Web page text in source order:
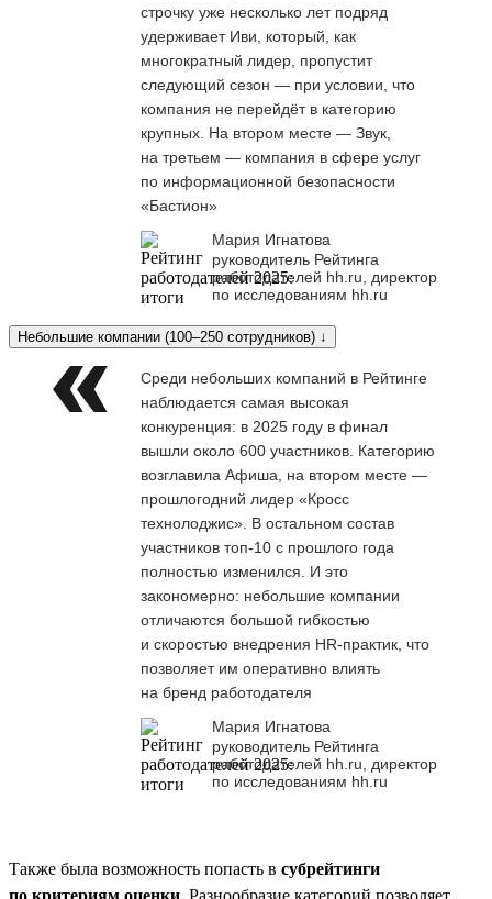
строчку уже несколько лет подряд
удерживает Иви, который, как
многократный лидер, пропустит
следующий сезон — при условии, что
компания не перейдёт в категорию
крупных. На втором месте — Звук,
на третьем — компания в сфере услуг
по информационной безопасности
«Бастион»
Мария Игнатова
руководитель Рейтинга
работодателей hh.ru, директор
по исследованиям hh.ru
Небольшие компании (100–250 сотрудников) ↓
Среди небольших компаний в Рейтинге
наблюдается самая высокая
конкуренция: в 2025 году в финал
вышли около 600 участников. Категорию
возглавила Афиша, на втором месте —
прошлогодний лидер «Кросс
технолоджис». В остальном состав
участников топ-10 с прошлого года
полностью изменился. И это
закономерно: небольшие компании
отличаются большой гибкостью
и скоростью внедрения HR-практик, что
позволяет им оперативно влиять
на бренд работодателя
Мария Игнатова
руководитель Рейтинга
работодателей hh.ru, директор
по исследованиям hh.ru
Также была возможность попасть в субрейтинги
по критериям оценки . Разнообразие категорий позволяет